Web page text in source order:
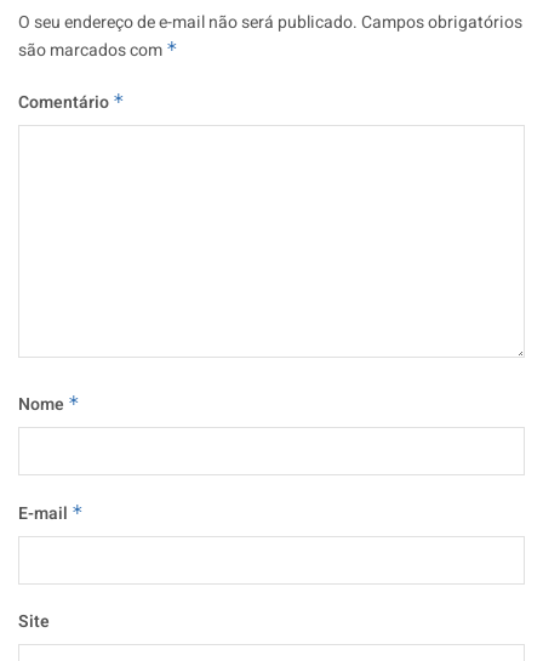
O seu endereço de e-mail não será publicado.Campos obrigatórios
são marcados com *
Comentário *
Nome *
E-mail *
Site